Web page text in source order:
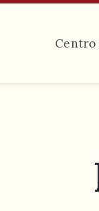
Centro